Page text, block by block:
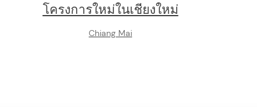
โครงการใหม่ในเชียงใหม่
Chiang Mai